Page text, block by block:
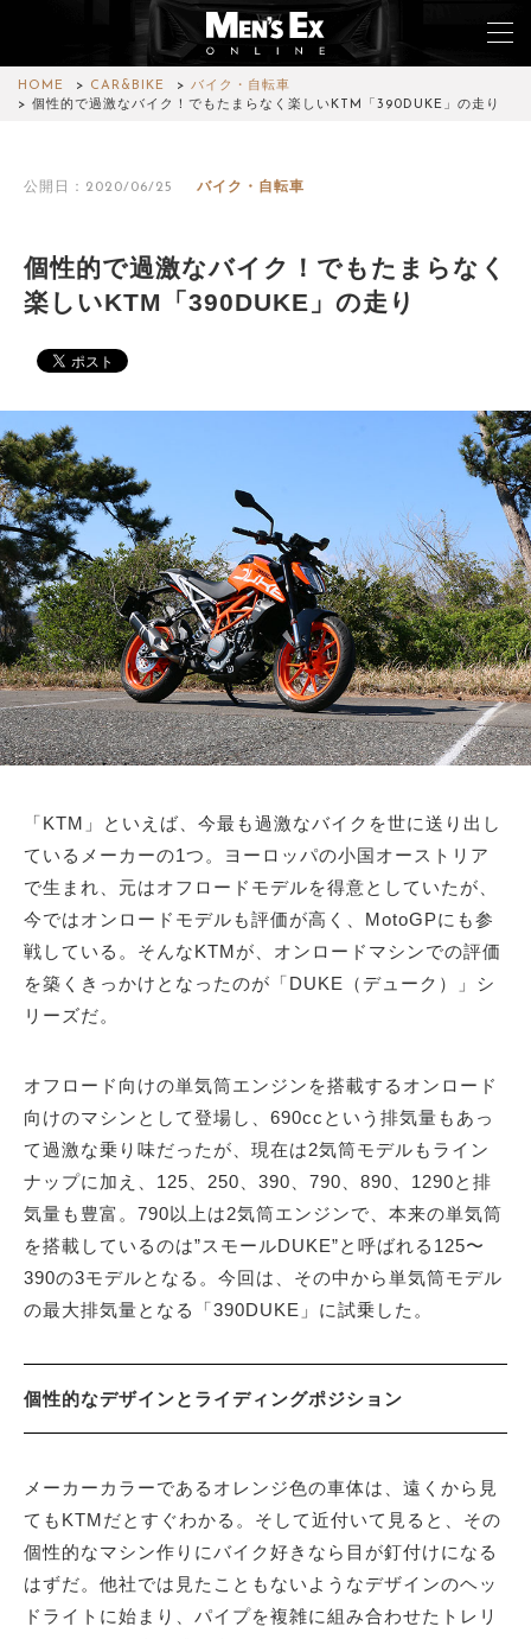
HOME CAR&BIKE
バイク・自転車
個性的で過激なバイク！でもたまらなく楽しいKTM「390DUKE」の走り
公開日：2020/06/25 バイク・自転車
個性的で過激なバイク！でもたまらなく
楽しいKTM「390DUKE」の走り
「KTM」といえば、今最も過激なバイクを世に送り出し
ているメーカーの1つ。ヨーロッパの小国オーストリア
で生まれ、元はオフロードモデルを得意としていたが、
今ではオンロードモデルも評価が高く、MotoGPにも参
戦している。そんなKTMが、オンロードマシンでの評価
を築くきっかけとなったのが「DUKE（デューク）」シ
リーズだ。
オフロード向けの単気筒エンジンを搭載するオンロード
向けのマシンとして登場し、690ccという排気量もあっ
て過激な乗り味だったが、現在は2気筒モデルもライン
ナップに加え、125、250、390、790、890、1290と排
気量も豊富。790以上は2気筒エンジンで、本来の単気筒
を搭載しているのは”スモールDUKE”と呼ばれる125〜
390の3モデルとなる。今回は、その中から単気筒モデル
の最大排気量となる「390DUKE」に試乗した。
個性的なデザインとライディングポジション
メーカーカラーであるオレンジ色の車体は、遠くから見
てもKTMだとすぐわかる。そして近付いて見ると、その
個性的なマシン作りにバイク好きなら目が釘付けになる
はずだ。他社では見たこともないようなデザインのヘッ
ドライトに始まり、パイプを複雑に組み合わせたトレリ
WATCH
CAR&BIKE
LIFESTYLE
MAGAZINE
ABOUT SITE
サイトマップ